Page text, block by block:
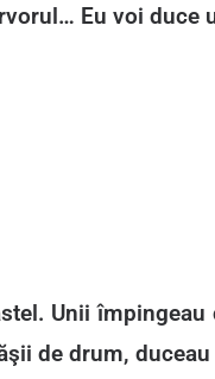
Eu voi duce
Unii
de drum,